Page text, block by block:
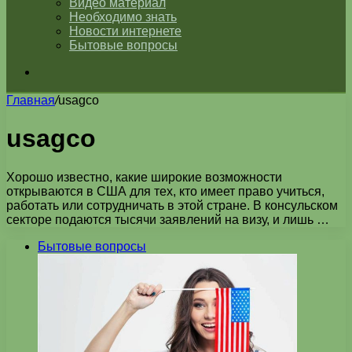
Видео материал
Необходимо знать
Новости интернете
Бытовые вопросы
Главная/usagco
usagco
Хорошо известно, какие широкие возможности
открываются в США для тех, кто имеет право учиться,
работать или сотрудничать в этой стране. В консульском
секторе подаются тысячи заявлений на визу, и лишь …
Бытовые вопросы